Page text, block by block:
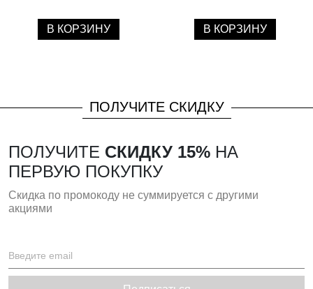
В КОРЗИНУ В КОРЗИНУ
ПОЛУЧИТЕ СКИДКУ
ПОЛУЧИТЕ СКИДКУ 15% НА
ПЕРВУЮ ПОКУПКУ
Скидка по промокоду не суммируется с другими
акциями